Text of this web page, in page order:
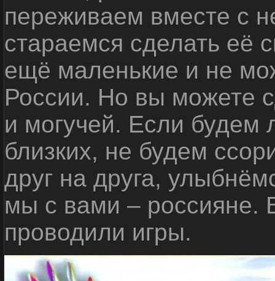
переживаем вместе с
стараемся сделать её
ещё маленькие и не
России. Но вы можете
и могучей. Если будем
близких, не будем
друг на друга,
мы с вами – россияне.
проводили игры.